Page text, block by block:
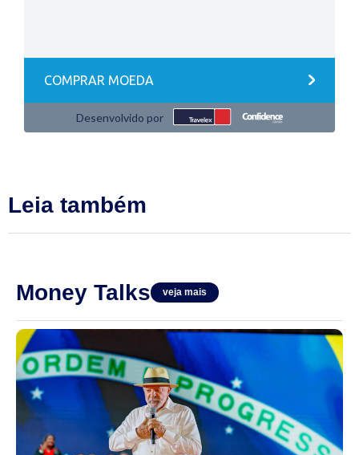
Leia também
Money Talks veja mais